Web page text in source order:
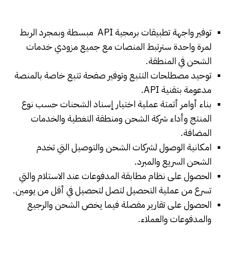
توفير واجهة تطبيقات برمجية API مبسطة وبمجرد الربط
لمرة واحدة سترتبط المنصات مع جميع مزودي خدمات
الشحن في المنطقة.
توحيد مصطلحات التتبع وتوفير صفحة تتبع خاصة بالمنصة
مدعومة بتقنية API.
بناء أوامر أتمتة عملية اختيار إسناد الشحنات حسب نوع
المنتج وأداء شركة الشحن ومنطقة التغطية والخدمات
المضافة.
امكانية الوصول لشركات الشحن والتوصيل التي تخدم
الشحن السريع والمبرد.
الحصول على نظام مطابقة المدفوعات عند الاستلام والتي
تسرع من عملية التحصيل لتصل لتحصيل في أقل من يومين.
الحصول على تقارير مفصلة فيما يخص الشحن والرجيع
والمدفوعات والعملاء.